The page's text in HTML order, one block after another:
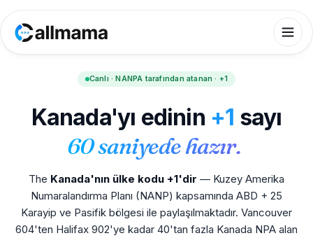
Canlı · NANPA tarafından atanan · +1
Kanada'yı edinin +1 sayı
60 saniyede hazır.
The Kanada'nın ülke kodu +1'dir — Kuzey Amerika
Numaralandırma Planı (NANP) kapsamında ABD + 25
Karayip ve Pasifik bölgesi ile paylaşılmaktadır. Vancouver
604'ten Halifax 902'ye kadar 40'tan fazla Kanada NPA alan